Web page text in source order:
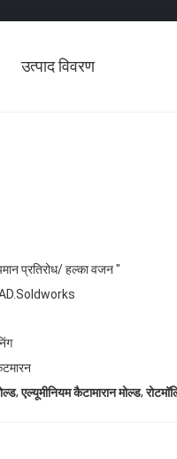
उत्पाद विवरण
प्रतिरोध/ हल्का वजन "
,एल्यूमीनियम कैटामारान मोल्ड,